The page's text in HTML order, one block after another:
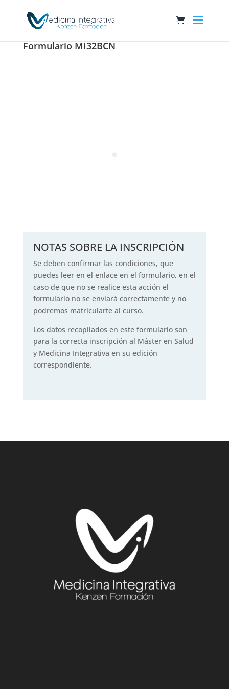
Formulario MI32BCN
NOTAS SOBRE LA INSCRIPCIÓN
Se deben confirmar las condiciones, que
puedes leer en el enlace en el formulario, en el
caso de que no se realice esta acción el
formulario no se enviará correctamente y no
podremos matricularte al curso.
Los datos recopilados en este formulario son
para la correcta inscripción al Máster en Salud
y Medicina Integrativa en su edición
correspondiente.